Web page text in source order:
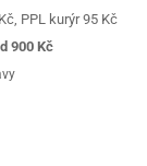
PPL kurýr 95 Kč
900 Kč